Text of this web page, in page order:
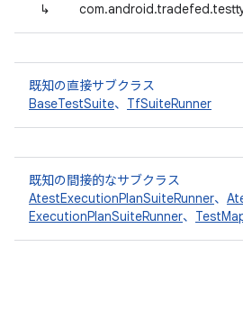
↳
既知の直接サブクラス
BaseTestSuite、 TfSuiteRunner
既知の間接的なサブクラス
AtestExecutionPlanSuiteRunner、
ExecutionPlanSuiteRunner、